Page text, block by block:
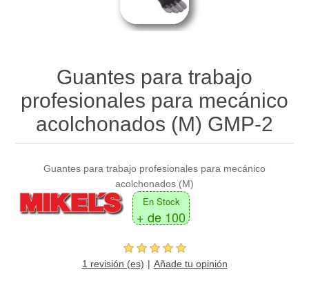
Guantes para trabajo
profesionales para mecánico
acolchonados (M) GMP-2
Guantes para trabajo profesionales para mecánico
acolchonados (M)
En Stock
+ de 100
1 revisión (es) Añade tu opinión